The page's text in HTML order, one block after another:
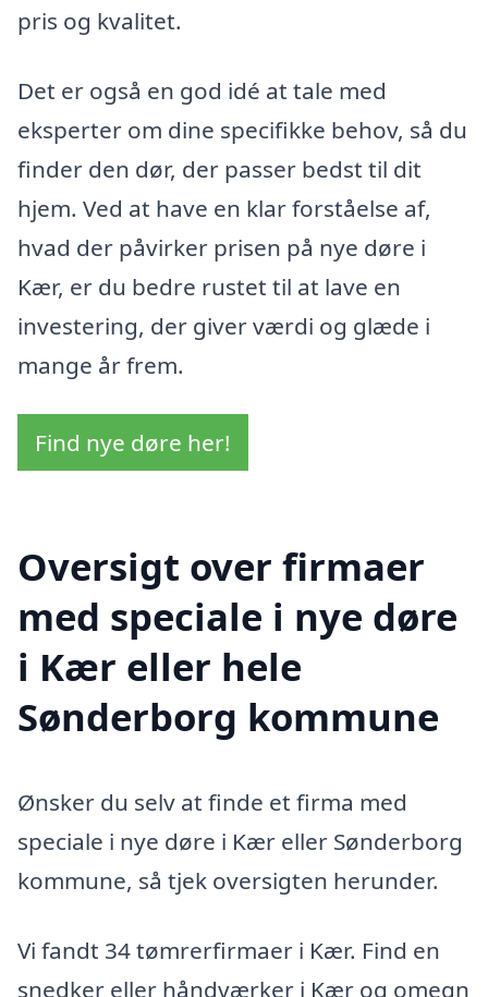
pris og kvalitet.
Det er også en god idé at tale med
eksperter om dine specifikke behov, så du
finder den dør, der passer bedst til dit
hjem. Ved at have en klar forståelse af,
hvad der påvirker prisen på nye døre i
Kær, er du bedre rustet til at lave en
investering, der giver værdi og glæde i
mange år frem.
Find nye døre her!
Oversigt over firmaer
med speciale i nye døre
i Kær eller hele
Sønderborg kommune
Ønsker du selv at finde et firma med
speciale i nye døre i Kær eller Sønderborg
kommune, så tjek oversigten herunder.
Vi fandt 34 tømrerfirmaer i Kær. Find en
snedker eller håndværker i Kær og omegn